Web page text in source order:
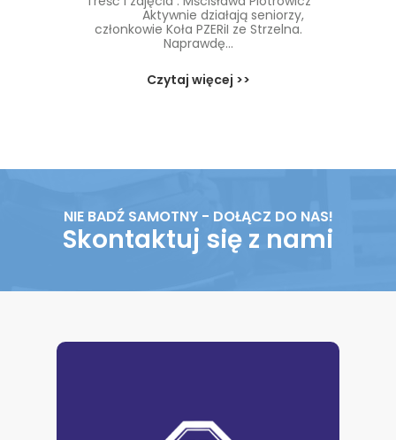
Aktywnie działają seniorzy,
członkowie Koła PZERiI ze Strzelna.
Naprawdę...
Czytaj więcej >>
NIE BADŹ SAMOTNY - DOŁĄCZ DO NAS!
Skontaktuj się z nami